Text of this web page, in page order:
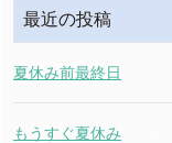
最近の投稿
夏休み前最終日
もうすぐ夏休み